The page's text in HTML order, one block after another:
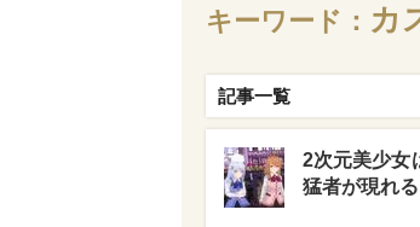
キーワード： カ
記事一覧
2次元美少女
猛者が現れ